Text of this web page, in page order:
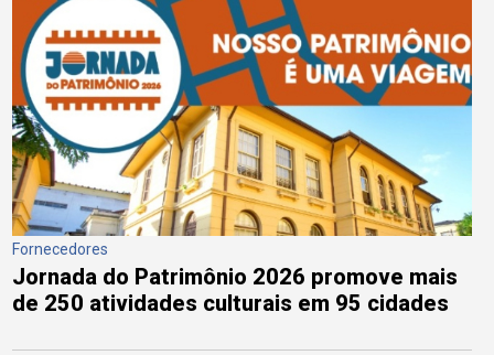
Fornecedores
Jornada do Patrimônio 2026 promove mais
de 250 atividades culturais em 95 cidades